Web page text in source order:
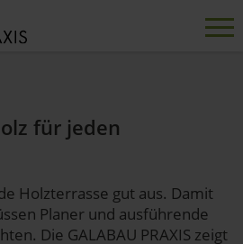
für jeden
Holzterrasse gut aus. Damit
Planer und ausführende
Die GALABAU PRAXIS zeigt